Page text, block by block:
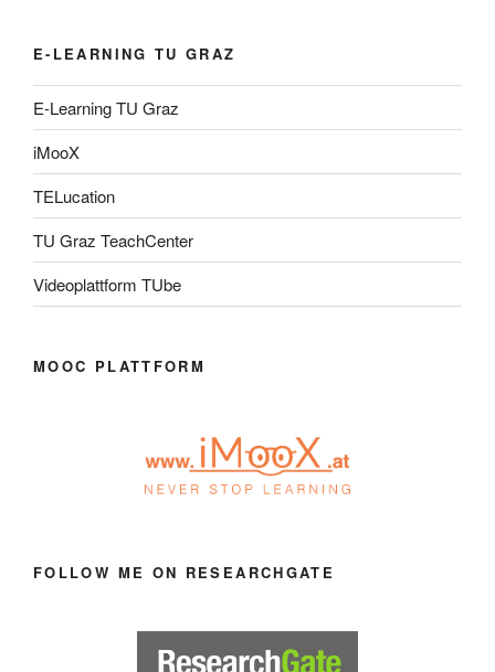
E-LEARNING TU GRAZ
E-Learning TU Graz
iMooX
TELucation
TU Graz TeachCenter
Videoplattform TUbe
MOOC PLATTFORM
FOLLOW ME ON RESEARCHGATE